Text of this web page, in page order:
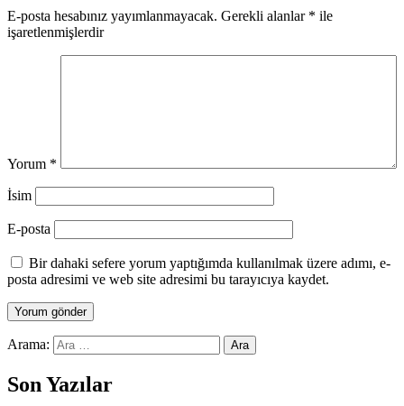
E-posta hesabınız yayımlanmayacak. Gerekli alanlar * ile
işaretlenmişlerdir
Yorum *
İsim
E-posta
Bir dahaki sefere yorum yaptığımda kullanılmak üzere adımı, e-
posta adresimi ve web site adresimi bu tarayıcıya kaydet.
Arama:
Son Yazılar